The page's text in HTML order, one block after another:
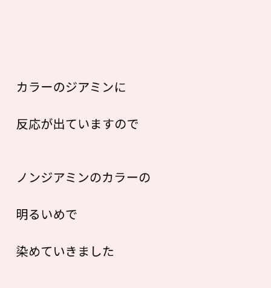
カラーのジアミンに
反応が出ていますので
ノンジアミンのカラーの
明るいめで
染めていきました